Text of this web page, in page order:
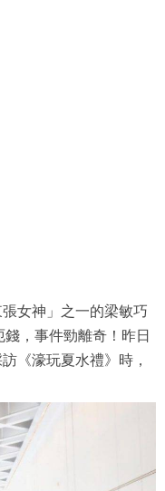
女神」之一的梁敏巧
錢，事件勁離奇！昨日
《濠玩夏水禮》時，